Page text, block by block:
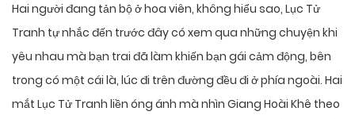
Hai người đang tản bộ ở hoa viên, không hiểu sao, Lục Tử
Tranh tự nhắc đến trước đây có xem qua những chuyện khi
yêu nhau mà bạn trai đã làm khiến bạn gái cảm động, bên
trong có một cái là, lúc đi trên đường đều đi ở phía ngoài. Hai
mắt Lục Tử Tranh liền óng ánh mà nhìn Giang Hoài Khê theo